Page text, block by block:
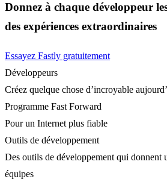
Donnez à chaque développeur
des expériences extraordinaires
Essayez Fastly gratuitement
Développeurs
Créez quelque chose d’incroyable
Programme Fast Forward
Pour un Internet plus fiable
Outils de développement
Des outils de développement qui donnent
équipes